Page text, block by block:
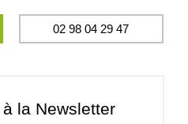
02 98 04 29 47
à la Newsletter